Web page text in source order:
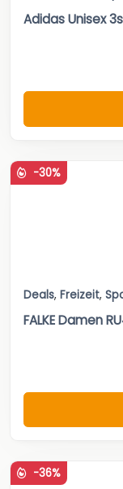
Adidas Unisex
-30%
Deals, Freizeit,
FALKE Damen
-36%